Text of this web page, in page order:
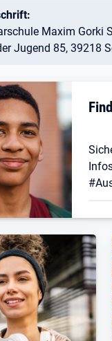
Maxim Gorki
Jugend 85, 39218